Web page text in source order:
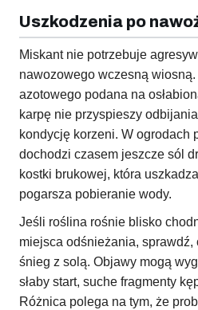
Uszkodzenia po
Miskant nie potrzebuje
nawozowego wczesną
azotowego podana na
karpę nie przyspieszy
kondycję korzeni. W ogrodach
dochodzi czasem jeszcze sól
kostki brukowej, która
pogarsza pobieranie wody.
Jeśli roślina rośnie blisko
miejsca odśnieżania, sprawdź,
śnieg z solą. Objawy mogą
słaby start, suche fragmenty
Różnica polega na tym, że